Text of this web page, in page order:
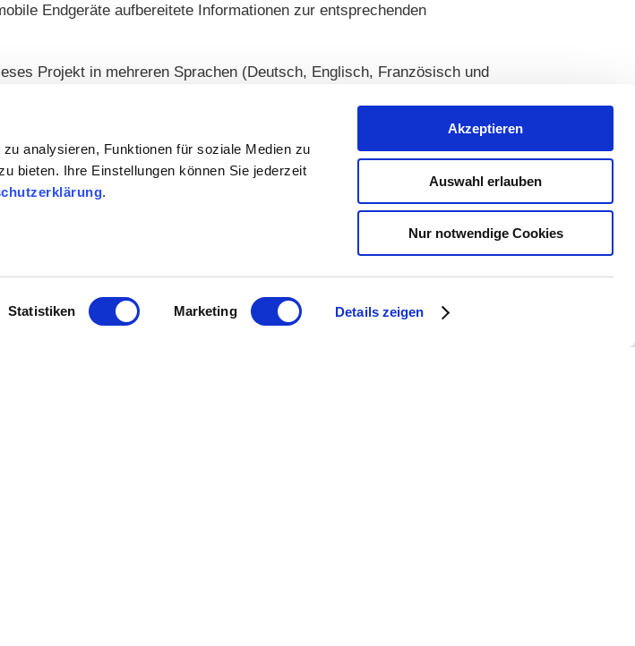
analysieren, Funktionen für soziale Medien zu
bieten. Ihre Einstellungen können Sie jederzeit
.
Statistiken Marketing Details zeigen
Akzeptieren
Auswahl erlauben
Nur notwendige Cookies
Endgeräte aufbereitete Informationen zur entsprechenden
Projekt in mehreren Sprachen (Deutsch, Englisch, Französisch und
Erklärungen zur Geschichte der Sehenswürdigkeit bzw. zu den